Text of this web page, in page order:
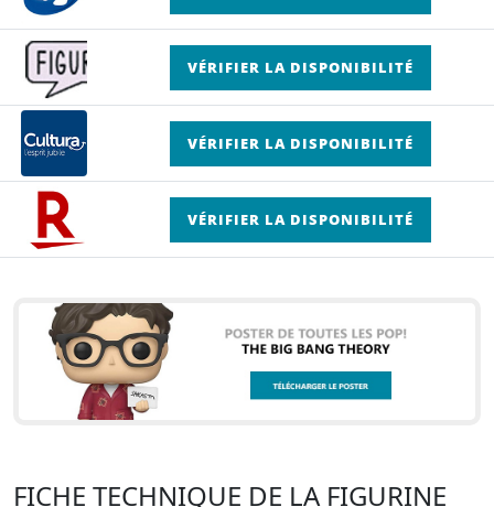
VÉRIFIER LA DISPONIBILITÉ
VÉRIFIER LA DISPONIBILITÉ
VÉRIFIER LA DISPONIBILITÉ
FICHE TECHNIQUE DE LA FIGURINE